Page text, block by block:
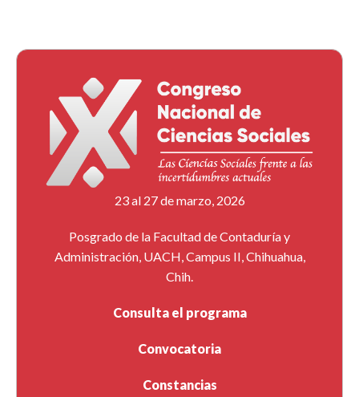
23 al 27 de marzo, 2026
Posgrado de la Facultad de Contaduría y
Administración, UACH, Campus II, Chihuahua,
Chih.
Consulta el programa
Convocatoria
Constancias